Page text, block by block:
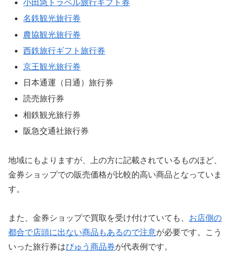
小田急トラベル旅行ギフト券
名鉄観光旅行券
農協観光旅行券
西鉄旅行ギフト旅行券
京王観光旅行券
日本通運（日通）旅行券
読売旅行券
相鉄観光旅行券
阪急交通社旅行券
地域にもよりますが、上の方に記載されているものほど、
金券ショップでの販売価格が比較的高い商品となっていま
す。
また、金券ショップで買取を受け付けていても、 お店側の
都合で店頭に出ない商品もあるので注意が必要です。こう
いった旅行券はびゅう商品券が代表例です。